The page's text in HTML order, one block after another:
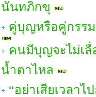
นันทภิกขุ
คู่บุญหรือคู่กรร
คนมีบุญจะไม่เลื่
น้ำตาไหล
“อย่าเสียเวลา